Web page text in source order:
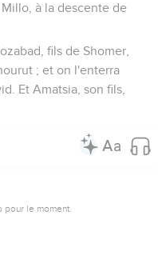
à la descente de
fils de Shomer,
; et on l'enterra
Et Amatsia, son fils,
le moment.